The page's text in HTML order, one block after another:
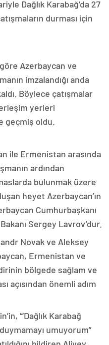
Dağlık Karabağ’da 27
durması için
Azerbaycan ve
imzalandığı anda
Böylece çatışmalar
yerleri
geçmiş oldu.
ile Ermenistan arasında
ardından
bulunmak üzere
heyet Azerbaycan’ın
Cumhurbaşkanı
Sergey Lavrov’dur.
Novak ve Aleksey
Ermenistan ve
bölgede sağlam ve
açısından önemli adım
“‘Dağlık Karabağ
umuyorum”